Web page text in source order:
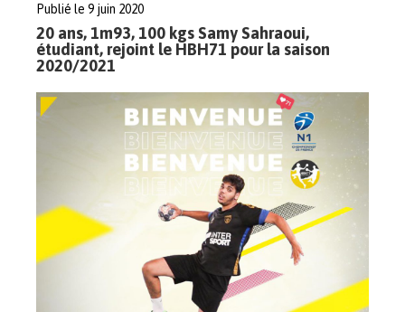
Publié le 9 juin 2020
20 ans, 1m93, 100 kgs Samy Sahraoui,
étudiant, rejoint le HBH71 pour la saison
2020/2021